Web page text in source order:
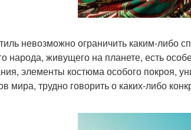
невозможно ограничить каким-либо
народа, живущего на планете, есть
элементы костюма особого покроя,
мира, трудно говорить о каких-либо